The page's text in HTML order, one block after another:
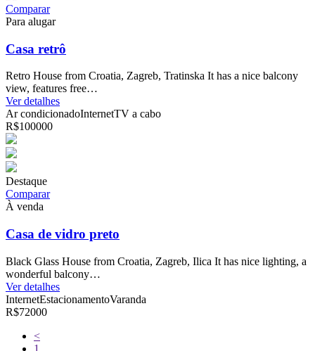
Comparar
Para alugar
Casa retrô
Retro House from Croatia, Zagreb, Tratinska It has a nice balcony
view, features free…
Ver detalhes
Ar condicionadoInternetTV a cabo
R$100000
Destaque
Comparar
À venda
Casa de vidro preto
Black Glass House from Croatia, Zagreb, Ilica It has nice lighting, a
wonderful balcony…
Ver detalhes
InternetEstacionamentoVaranda
R$72000
<
1